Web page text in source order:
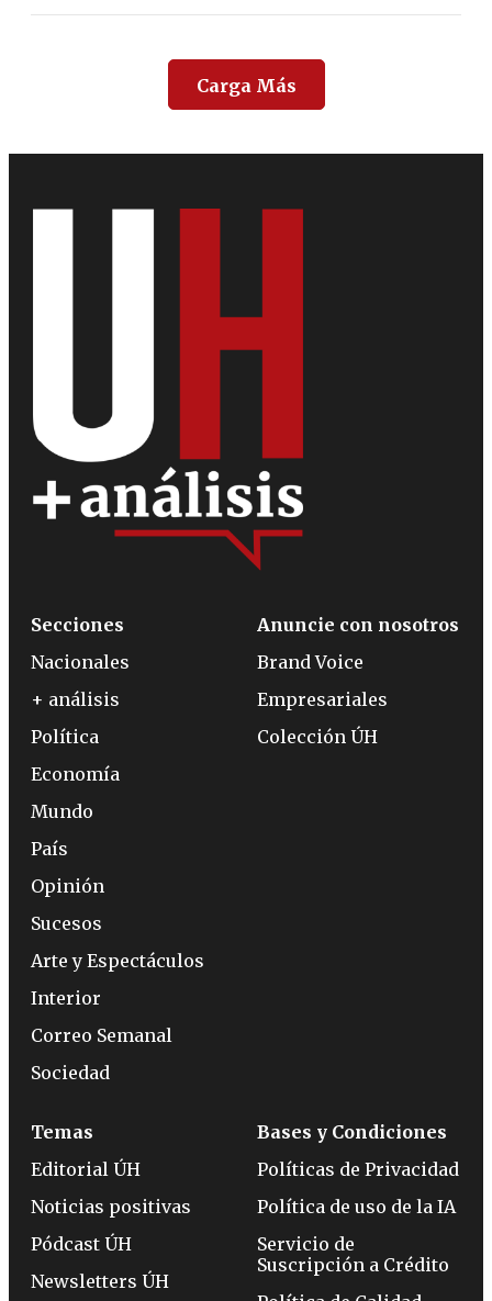
Carga Más
Secciones
Nacionales
+ análisis
Política
Economía
Mundo
País
Opinión
Sucesos
Arte y Espectáculos
Interior
Correo Semanal
Sociedad
Anuncie con nosotros
Brand Voice
Empresariales
Colección ÚH
Temas
Editorial ÚH
Noticias positivas
Pódcast ÚH
Newsletters ÚH
Bases y Condiciones
Políticas de Privacidad
Política de uso de la IA
Servicio de
Suscripción a Crédito